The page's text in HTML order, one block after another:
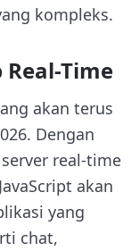
kompleks.
Time
akan terus
Dengan
real-time
akan
yang
chat,